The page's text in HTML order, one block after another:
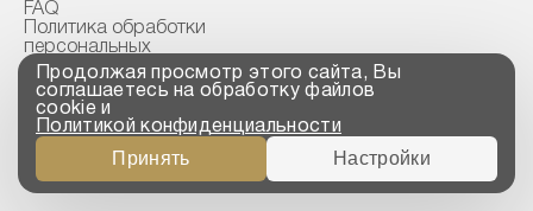
FAQ
Политика обработки
персональных
данных
Свидетельство
пробирной палаты
Copyright © 2023-2026
“ООО ТРОЙСКИЙ
СТАНДАРТ”
Продолжая просмотр этого сайта, Вы
соглашаетесь на обработку файлов
cookie и
Политикой конфиденциальности
Принять Настройки